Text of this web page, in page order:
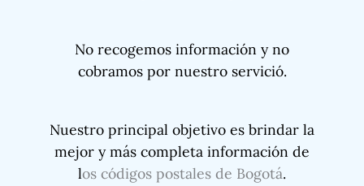
No recogemos información y no
cobramos por nuestro servició.
Nuestro principal objetivo es brindar la
mejor y más completa información de
los códigos postales de Bogotá.